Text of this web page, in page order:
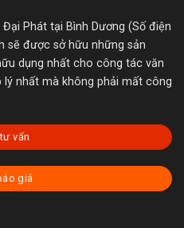
Phát tại Bình Dương (Số điện
sẽ được sở hữu những sản
dụng nhất cho công tác văn
nhất mà không phải mất công
vấn
giá